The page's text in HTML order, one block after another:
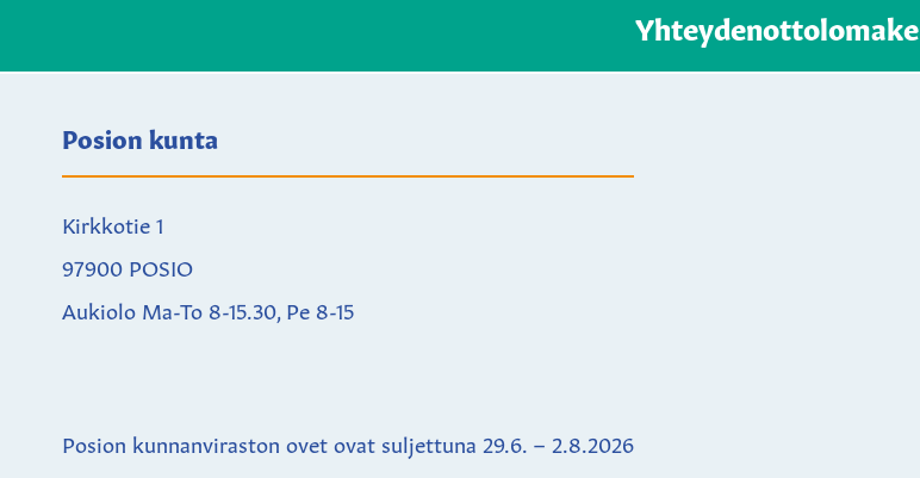
Yhteydenottolomake
Posion kunta
Kirkkotie 1
97900 POSIO
Aukiolo Ma-To 8-15.30, Pe 8-15
Posion kunnanviraston ovet ovat suljettuna 29.6. – 2.8.2026